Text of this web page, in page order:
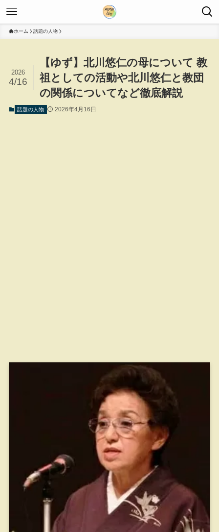
ホーム 話題の人物
【ゆず】北川悠仁の母について 教
祖としての活動や北川悠仁と教団
の関係についてなど徹底解説
2026
4/16
話題の人物 2026年4月16日